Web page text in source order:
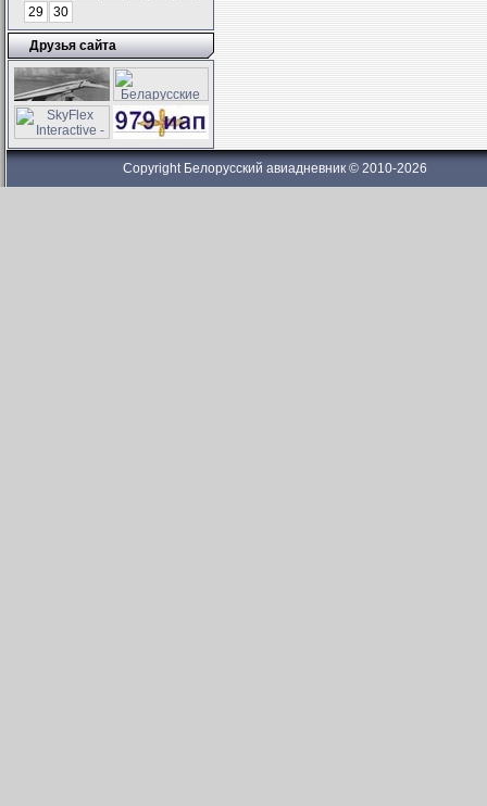
29
30
Друзья сайта
Copyright Белорусский авиадневник © 2010-2026